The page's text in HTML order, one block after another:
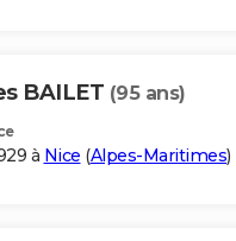
BAILET (95 ans)
à Nice (Alpes-Maritimes)